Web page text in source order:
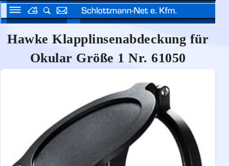
Hawke Klapplinsenabdeckung für
Okular Größe 1 Nr. 61050